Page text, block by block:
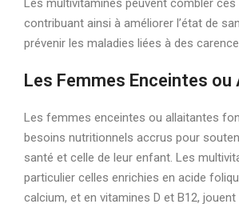
Les multivitamines peuvent combler ces
contribuant ainsi à améliorer l’état de
prévenir les maladies liées à des
Les Femmes Enceintes
Les femmes enceintes ou allaitantes
besoins nutritionnels accrus pour
santé et celle de leur enfant. Les
particulier celles enrichies en acide
calcium, et en vitamines D et B12,